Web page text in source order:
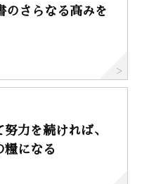
のさらなる高みを
力を続ければ、
になる